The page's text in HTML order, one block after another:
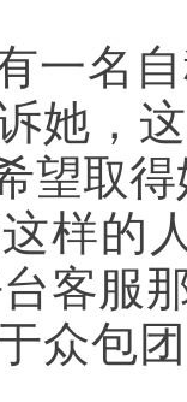
一名
她，
望取
样的
客服
众包